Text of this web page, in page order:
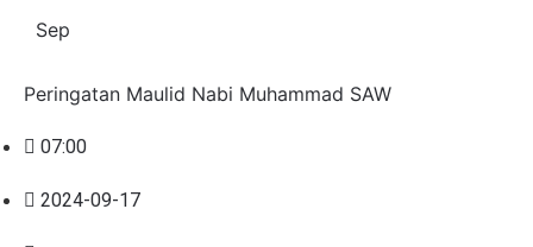
Sep
Peringatan Maulid Nabi Muhammad SAW
07:00
2024-09-17